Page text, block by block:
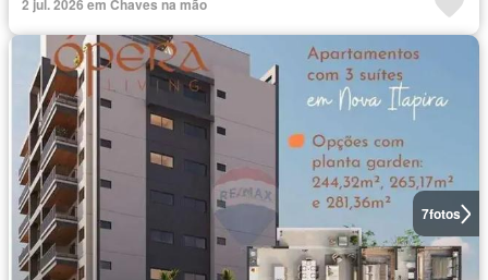
2 jul. 2026 em Chaves na mão
7fotos